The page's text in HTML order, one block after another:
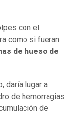
con el
como si fueran
de hueso de
daría lugar a
de hemorragias
de